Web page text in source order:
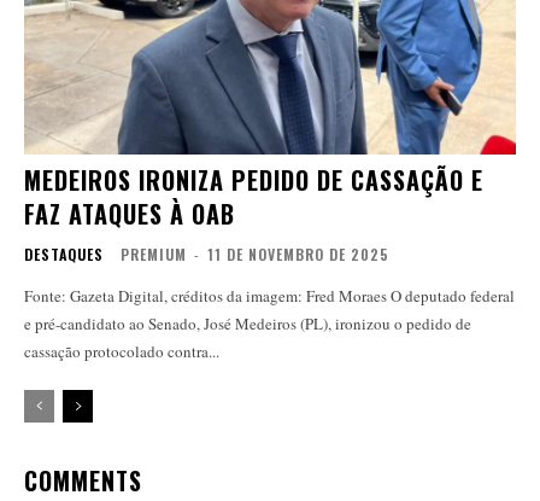
MEDEIROS IRONIZA PEDIDO DE CASSAÇÃO E
FAZ ATAQUES À OAB
DESTAQUES PREMIUM - 11 DE NOVEMBRO DE 2025
Fonte: Gazeta Digital, créditos da imagem: Fred Moraes O deputado federal
e pré-candidato ao Senado, José Medeiros (PL), ironizou o pedido de
cassação protocolado contra...
COMMENTS